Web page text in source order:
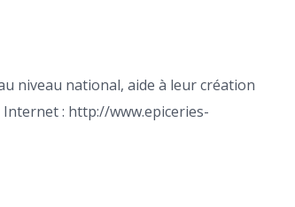
niveau national, aide à leur création
: http://www.epiceries-